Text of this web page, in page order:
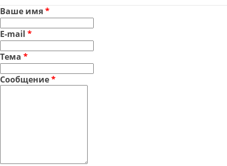
Ваше имя*
E-mail *
Тема *
Сообщение*